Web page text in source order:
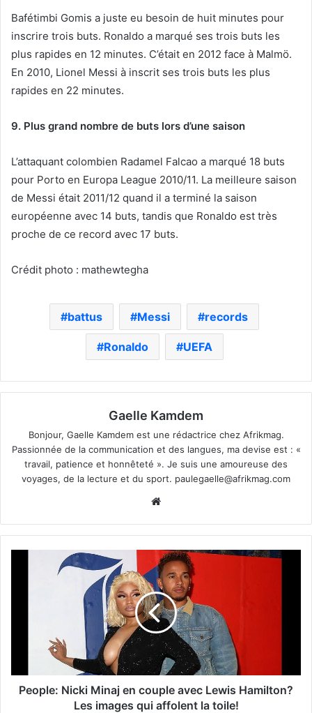
Bafétimbi Gomis a juste eu besoin de huit minutes pour
inscrire trois buts. Ronaldo a marqué ses trois buts les
plus rapides en 12 minutes. C’était en 2012 face à Malmö.
En 2010, Lionel Messi à inscrit ses trois buts les plus
rapides en 22 minutes.
9. Plus grand nombre de buts lors d’une saison
L’attaquant colombien Radamel Falcao a marqué 18 buts
pour Porto en Europa League 2010/11. La meilleure saison
de Messi était 2011/12 quand il a terminé la saison
européenne avec 14 buts, tandis que Ronaldo est très
proche de ce record avec 17 buts.
Crédit photo : mathewtegha
battus Messi records
Ronaldo UEFA
Gaelle Kamdem
Bonjour, Gaelle Kamdem est une rédactrice chez Afrikmag.
Passionnée de la communication et des langues, ma devise est : «
travail, patience et honnêteté ». Je suis une amoureuse des
voyages, de la lecture et du sport. paulegaelle@afrikmag.com
People: Nicki Minaj en couple avec Lewis Hamilton?
Les images qui affolent la toile!